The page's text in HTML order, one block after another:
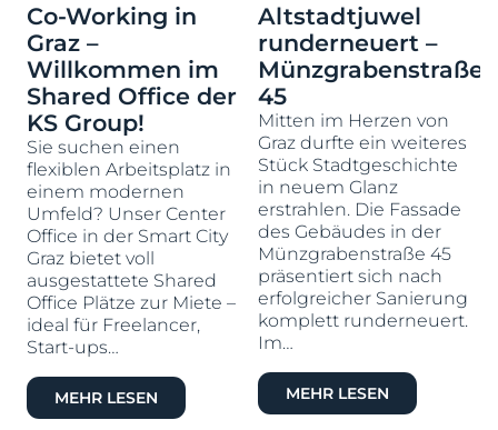
Co-Working in
Graz –
Willkommen im
Shared Office der
KS Group!
Sie suchen einen
flexiblen Arbeitsplatz in
einem modernen
Umfeld? Unser Center
Office in der Smart City
Graz bietet voll
ausgestattete Shared
Office Plätze zur Miete –
ideal für Freelancer,
Start-ups…
MEHR LESEN
Altstadtjuwel
runderneuert –
Münzgrabenstraße
45
Mitten im Herzen von
Graz durfte ein weiteres
Stück Stadtgeschichte
in neuem Glanz
erstrahlen. Die Fassade
des Gebäudes in der
Münzgrabenstraße 45
präsentiert sich nach
erfolgreicher Sanierung
komplett runderneuert.
Im…
MEHR LESEN